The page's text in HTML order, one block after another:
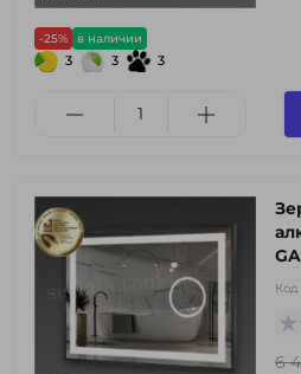
-25% в наличии
3 3 3
Код
6